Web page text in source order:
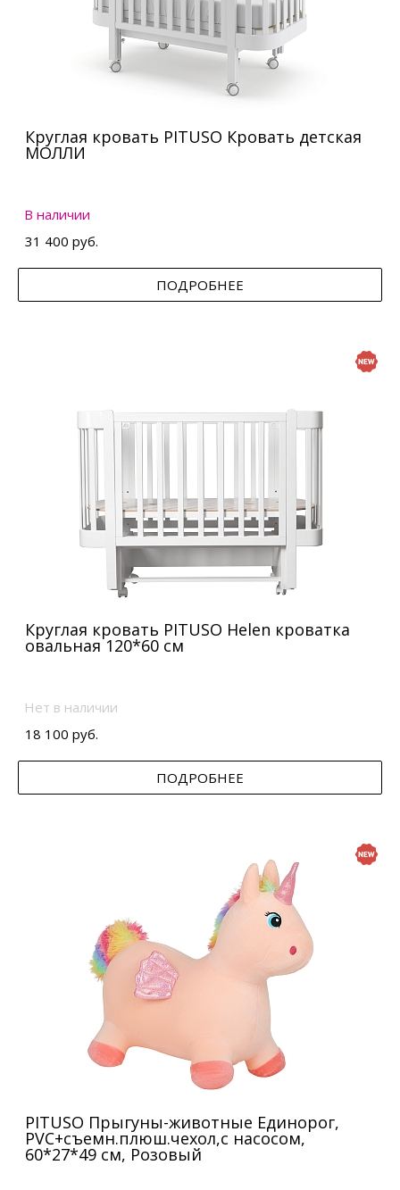
Круглая кровать PITUSO Кровать детская
МОЛЛИ
В наличии
31 400 руб.
ПОДРОБНЕЕ
Круглая кровать PITUSO Helen кроватка
овальная 120*60 см
Нет в наличии
18 100 руб.
ПОДРОБНЕЕ
PITUSO Прыгуны-животные Единорог,
PVC+съемн.плюш.чехол,с насосом,
60*27*49 см, Розовый